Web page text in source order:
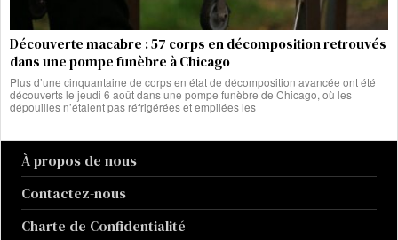
Découverte macabre : 57 corps en décomposition retrouvés
dans une pompe funèbre à Chicago
Plus d’une cinquantaine de corps en état de décomposition avancée ont été
découverts le jeudi 6 août dans une pompe funèbre de Chicago, où les
dépouilles n’étaient pas réfrigérées et empilées les
À propos de nous
Contactez-nous
Charte de Confidentialité